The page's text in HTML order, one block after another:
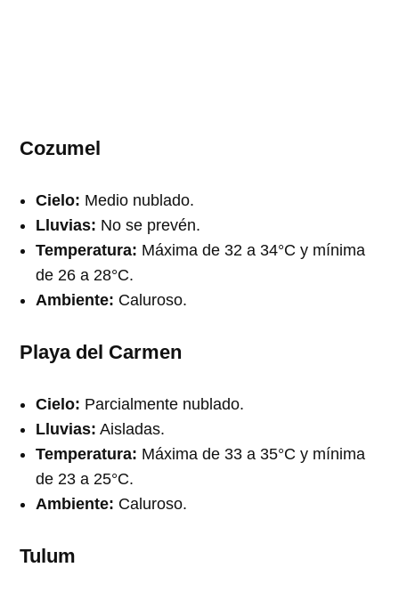
Cozumel
Cielo: Medio nublado.
Lluvias: No se prevén.
Temperatura: Máxima de 32 a 34°C y mínima
de 26 a 28°C.
Ambiente: Caluroso.
Playa del Carmen
Cielo: Parcialmente nublado.
Lluvias: Aisladas.
Temperatura: Máxima de 33 a 35°C y mínima
de 23 a 25°C.
Ambiente: Caluroso.
Tulum